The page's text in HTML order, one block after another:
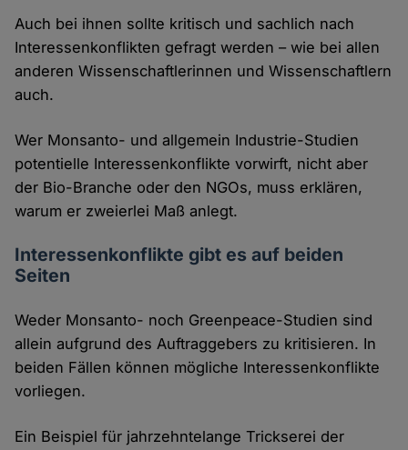
Auch bei ihnen sollte kritisch und sachlich nach
Interessenkonflikten gefragt werden – wie bei allen
anderen Wissenschaftlerinnen und Wissenschaftlern
auch.
Wer Monsanto- und allgemein Industrie-Studien
potentielle Interessenkonflikte vorwirft, nicht aber
der Bio-Branche oder den NGOs, muss erklären,
warum er zweierlei Maß anlegt.
Interessenkonflikte gibt es auf beiden
Seiten
Weder Monsanto- noch Greenpeace-Studien sind
allein aufgrund des Auftraggebers zu kritisieren. In
beiden Fällen können mögliche Interessenkonflikte
vorliegen.
Ein Beispiel für jahrzehntelange Trickserei der